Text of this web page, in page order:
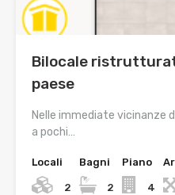
Bilocale
paese
Nelle immediate vicinanze
a pochi…
Locali
2
Bagni
2
Piano
4